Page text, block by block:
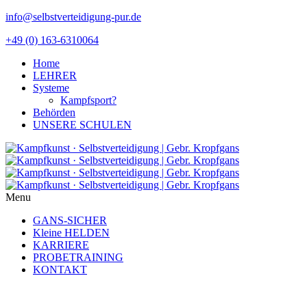
info@selbstverteidigung-pur.de
+49 (0) 163-6310064
Home
LEHRER
Systeme
Kampfsport?
Behörden
UNSERE SCHULEN
Menu
GANS-SICHER
Kleine HELDEN
KARRIERE
PROBETRAINING
KONTAKT